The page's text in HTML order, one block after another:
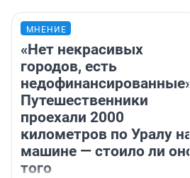
МНЕНИЕ
«Нет некрасивых
городов, есть
недофинансированные».
Путешественники
проехали 2000
километров по Уралу на
машине — стоило ли оно
того